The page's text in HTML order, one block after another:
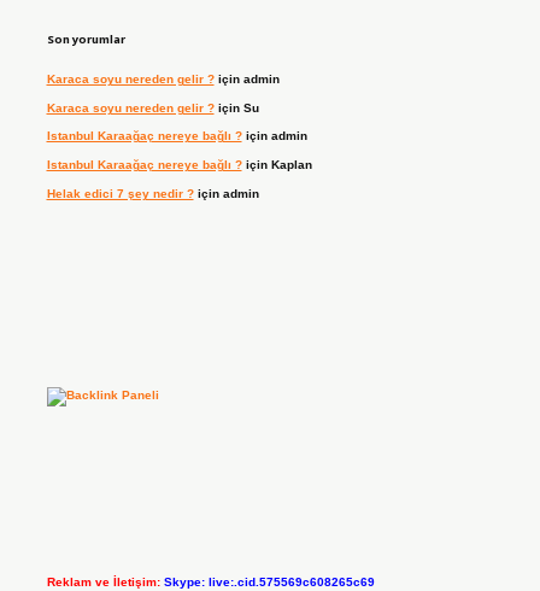
Son yorumlar
Karaca soyu nereden gelir ?için admin
Karaca soyu nereden gelir ?için Su
Istanbul Karaağaç nereye bağlı ?için admin
Istanbul Karaağaç nereye bağlı ?için Kaplan
Helak edici 7 şey nedir ?için admin
Reklam ve İletişim: Skype: live:.cid.575569c608265c69